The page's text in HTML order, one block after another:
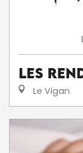
Les
Le Vigan